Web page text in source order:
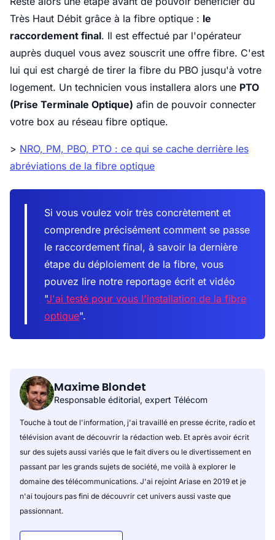
Très Haut Débit grâce à la fibre optique : le
raccordement final. Il est effectué par l'opérateur
auprès duquel vous avez souscrit une offre fibre. C'est
lui qui est chargé de tirer la fibre du PBO jusqu'à votre
logement. Un technicien vous installera alors une PTO
(Prise Terminale Optique) afin de pouvoir connecter
votre box au réseau fibre optique.
> NRO, PM, PBO, PTO : ce qui se cache derrière les
abréviations de la fibre optique
Si vous voulez voir très concrètement et
comprendre précisément comment se passe
le raccordement final, à savoir la dernière
étape du déploiement de la fibre, vous
pouvez lire notre reportage écrit et vidéo
"J'ai testé pour vous l'installation de la fibre
optique".
Maxime Blondet
Responsable éditorial, expert Télécom
Touche à tout de l'information, j'ai travaillé en presse écrite, radio et
télévision avant de découvrir la rédaction web. Et après avoir écrit
sur des sujets aussi variés que le fait divers ou le divertissement en
passant par les grands sujets de société, me voilà à explorer le
domaine des télécommunications. J'ai rejoint Ariase en 2019 et je
n'ai toujours pas fini de découvrir cet univers aussi vaste que
passionnant.